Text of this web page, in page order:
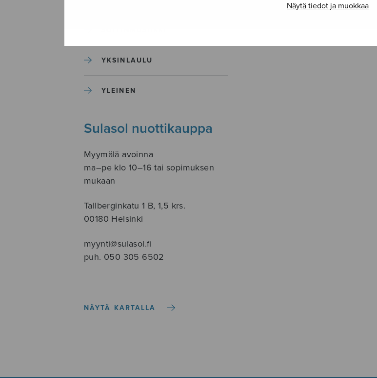
Näytä tiedot ja muokkaa
YKSINLAULU
YLEINEN
Sulasol nuottikauppa
Myymälä avoinna
ma–pe klo 10–16 tai sopimuksen
mukaan
Tallberginkatu 1 B, 1,5 krs.
00180 Helsinki
myynti@sulasol.fi
puh. 050 305 6502
NÄYTÄ KARTALLA